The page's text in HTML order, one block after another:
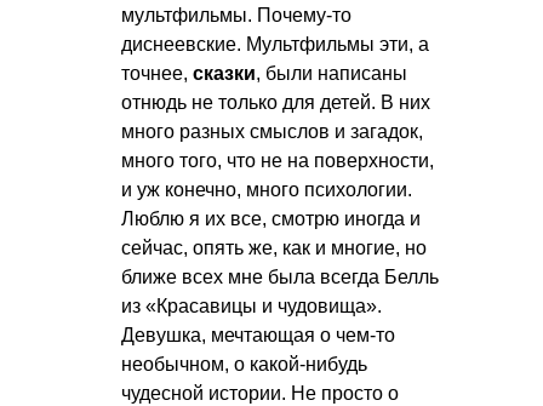
мультфильмы. Почему-то
диснеевские. Мультфильмы эти, а
точнее, сказки, были написаны
отнюдь не только для детей. В них
много разных смыслов и загадок,
много того, что не на поверхности,
и уж конечно, много психологии.
Люблю я их все, смотрю иногда и
сейчас, опять же, как и многие, но
ближе всех мне была всегда Белль
из «Красавицы и чудовища».
Девушка, мечтающая о чем-то
необычном, о какой-нибудь
чудесной истории. Не просто о